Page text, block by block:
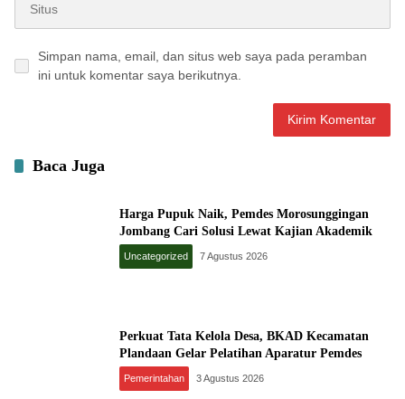
Simpan nama, email, dan situs web saya pada peramban
ini untuk komentar saya berikutnya.
Baca Juga
Harga Pupuk Naik, Pemdes Morosunggingan
Jombang Cari Solusi Lewat Kajian Akademik
Uncategorized 7 Agustus 2026
Perkuat Tata Kelola Desa, BKAD Kecamatan
Plandaan Gelar Pelatihan Aparatur Pemdes
Pemerintahan 3 Agustus 2026